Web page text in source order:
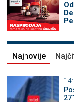
Najnovije